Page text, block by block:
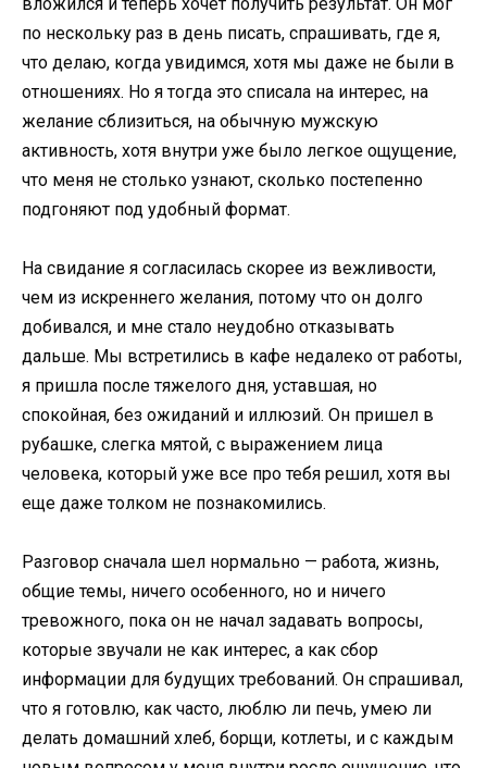
по нескольку раз в день писать, спрашивать, где я,
что делаю, когда увидимся, хотя мы даже не были в
отношениях. Но я тогда это списала на интерес, на
желание сблизиться, на обычную мужскую
активность, хотя внутри уже было легкое ощущение,
что меня не столько узнают, сколько постепенно
подгоняют под удобный формат.
На свидание я согласилась скорее из вежливости,
чем из искреннего желания, потому что он долго
добивался, и мне стало неудобно отказывать
дальше. Мы встретились в кафе недалеко от работы,
я пришла после тяжелого дня, уставшая, но
спокойная, без ожиданий и иллюзий. Он пришел в
рубашке, слегка мятой, с выражением лица
человека, который уже все про тебя решил, хотя вы
еще даже толком не познакомились.
Разговор сначала шел нормально — работа, жизнь,
общие темы, ничего особенного, но и ничего
тревожного, пока он не начал задавать вопросы,
которые звучали не как интерес, а как сбор
информации для будущих требований. Он спрашивал,
что я готовлю, как часто, люблю ли печь, умею ли
делать домашний хлеб, борщи, котлеты, и с каждым